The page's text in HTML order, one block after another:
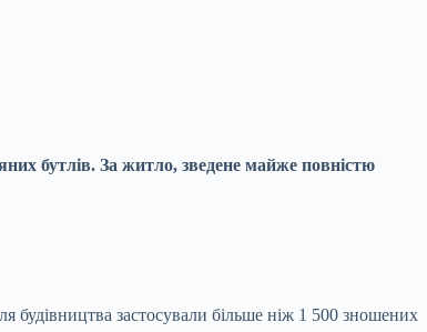
бутлів. За житло, зведене майже повністю
будівництва застосували більше ніж 1 500 зношених